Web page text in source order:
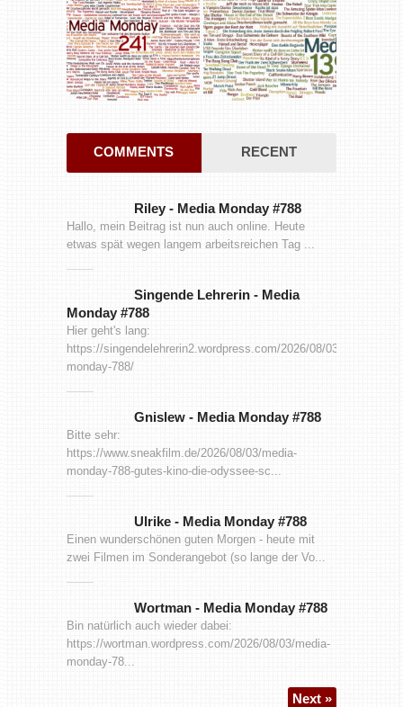
COMMENTS RECENT
Riley - Media Monday #788
Hallo, mein Beitrag ist nun auch online. Heute
etwas spät wegen langem arbeitsreichen Tag ...
Singende Lehrerin - Media
Monday #788
Hier geht's lang:
https://singendelehrerin2.wordpress.com/2026/08/03/media-
monday-788/
Gnislew - Media Monday #788
Bitte sehr:
https://www.sneakfilm.de/2026/08/03/media-
monday-788-gutes-kino-die-odyssee-sc...
Ulrike - Media Monday #788
Einen wunderschönen guten Morgen - heute mit
zwei Filmen im Sonderangebot (so lange der Vo...
Wortman - Media Monday #788
Bin natürlich auch wieder dabei:
https://wortman.wordpress.com/2026/08/03/media-
monday-78...
Next »